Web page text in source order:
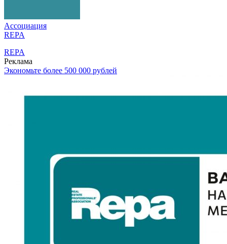
Ассоциация
REPA
REPA
Реклама
Экономьте более 500 000 рублей